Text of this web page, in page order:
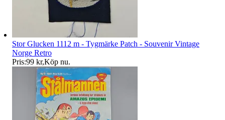
Stor Glucken 1112 m - Tygmärke Patch - Souvenir Vintage
Norge Retro
Pris:99 kr,Köp nu.